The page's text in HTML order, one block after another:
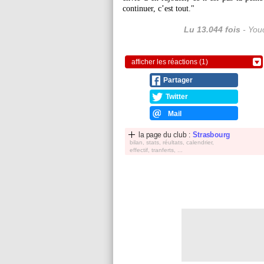
continuer, c’est tout."
Lu 13.044 fois -
afficher les réactions (1)
Partager
Twitter
Mail
la page du club : Strasbourg
bilan, stats, réultats, calendrier,
effectif, tranferts, ...